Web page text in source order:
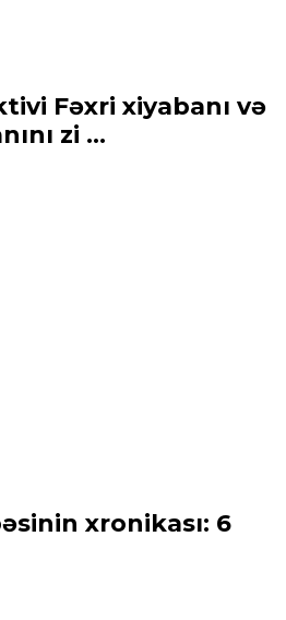
Fəxri xiyabanı və
zi ...
xronikası: 6